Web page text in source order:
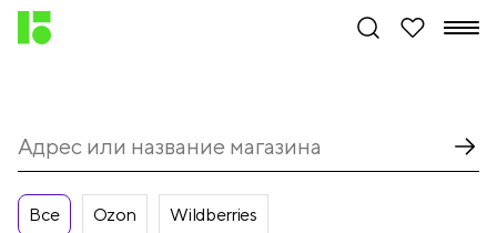
Все Ozon Wildberries